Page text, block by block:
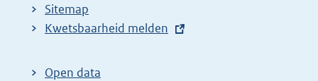
Sitemap
E
t
Kwetsbaarheid melden
Open data